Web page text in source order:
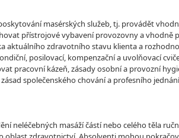
masérských služeb, tj. provádět
přístrojové vybavení provozovny a vhodně
aktuálního zdravotního stavu klienta a
posilovací, kompenzační a uvolňovací
pracovní kázeň, zásady osobní a provozní
společenského chování a profesního
neléčebných masáží částí nebo celého těla